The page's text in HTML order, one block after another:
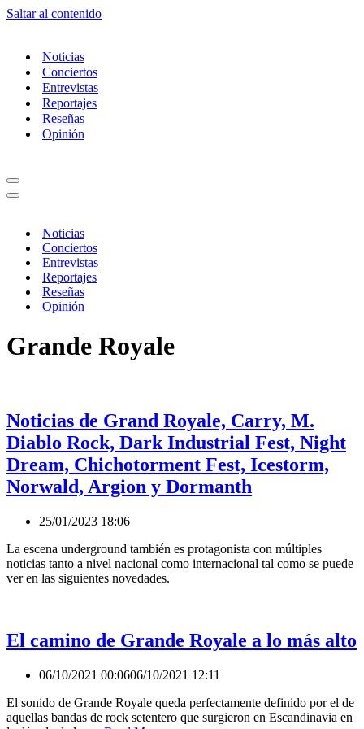
Saltar al contenido
Noticias
Conciertos
Entrevistas
Reportajes
Reseñas
Opinión
Menú
de
Menú
Noticias
Conciertos
Entrevistas
Reportajes
Reseñas
Opinión
Grande Royale
Noticias de Grand Royale, Carry, M.
Diablo Rock, Dark Industrial Fest, Night
Dream, Chichotorment Fest, Icestorm,
Norwald, Argion y Dormanth
25/01/2023 18:06
La escena underground también es protagonista con múltiples
noticias tanto a nivel nacional como internacional tal como se puede
ver en las siguientes novedades.
El camino de Grande Royale a lo más alto
06/10/2021 00:0606/10/2021 12:11
El sonido de Grande Royale queda perfectamente definido por el de
aquellas bandas de rock setentero que surgieron en Escandinavia en